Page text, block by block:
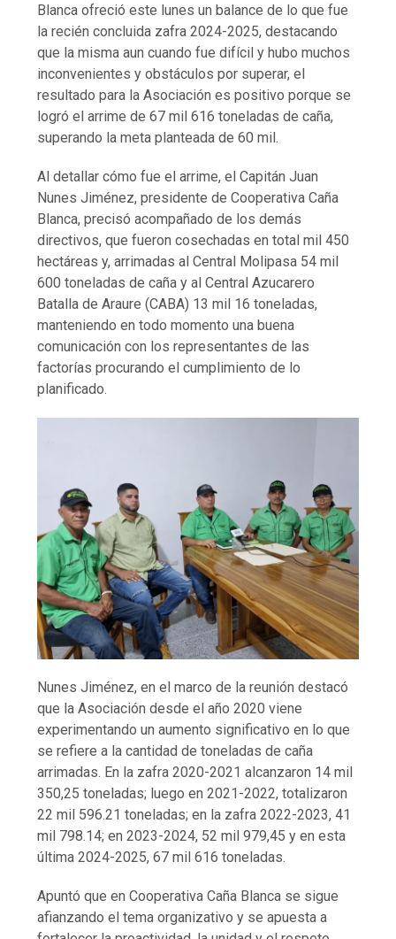
Blanca ofreció este lunes un balance de lo que fue
la recién concluida zafra 2024-2025, destacando
que la misma aun cuando fue difícil y hubo muchos
inconvenientes y obstáculos por superar, el
resultado para la Asociación es positivo porque se
logró el arrime de 67 mil 616 toneladas de caña,
superando la meta planteada de 60 mil.
Al detallar cómo fue el arrime, el Capitán Juan
Nunes Jiménez, presidente de Cooperativa Caña
Blanca, precisó acompañado de los demás
directivos, que fueron cosechadas en total mil 450
hectáreas y, arrimadas al Central Molipasa 54 mil
600 toneladas de caña y al Central Azucarero
Batalla de Araure (CABA) 13 mil 16 toneladas,
manteniendo en todo momento una buena
comunicación con los representantes de las
factorías procurando el cumplimiento de lo
planificado.
Nunes Jiménez, en el marco de la reunión destacó
que la Asociación desde el año 2020 viene
experimentando un aumento significativo en lo que
se refiere a la cantidad de toneladas de caña
arrimadas. En la zafra 2020-2021 alcanzaron 14 mil
350,25 toneladas; luego en 2021-2022, totalizaron
22 mil 596.21 toneladas; en la zafra 2022-2023, 41
mil 798.14; en 2023-2024, 52 mil 979,45 y en esta
última 2024-2025, 67 mil 616 toneladas.
Apuntó que en Cooperativa Caña Blanca se sigue
afianzando el tema organizativo y se apuesta a